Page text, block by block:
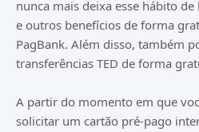
nunca mais deixa esse hábito
e outros benefícios de forma
PagBank. Além disso, também
transferências TED de forma
A partir do momento em que
solicitar um cartão pré-pago